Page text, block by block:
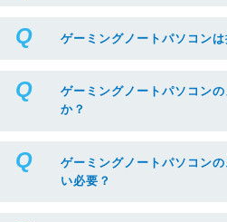
ゲーミングノートパソコン
ゲーミングノートパソコン
か？
ゲーミングノートパソコン
い必要？